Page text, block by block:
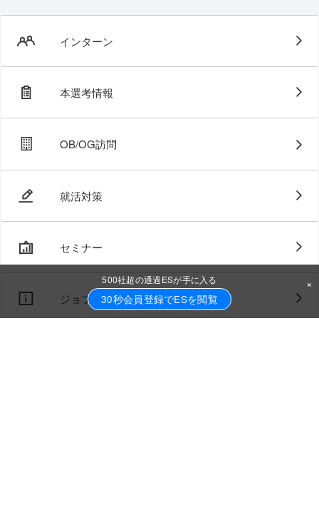
インターン
本選考情報
OB/OG訪問
就活対策
セミナー
ジョブトラとは
500社超の通過ESが手に入る
30秒会員登録でESを閲覧
×